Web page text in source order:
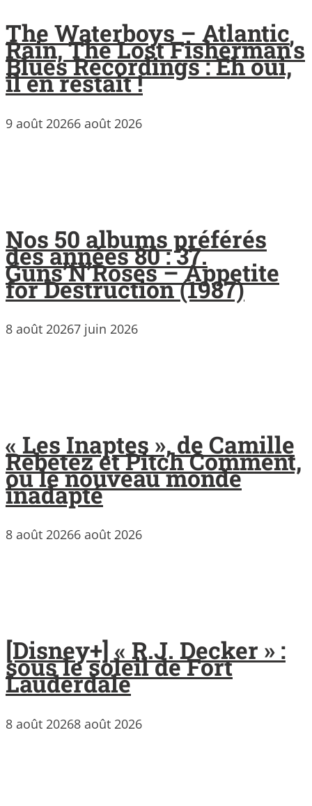
The Waterboys – Atlantic
Rain, The Lost Fisherman’s
Blues Recordings : Eh oui,
il en restait !
9 août 20266 août 2026
Nos 50 albums préférés
des années 80 : 37.
Guns’N’Roses – Appetite
for Destruction (1987)
8 août 20267 juin 2026
« Les Inaptes », de Camille
Rebetez et Pitch Comment,
ou le nouveau monde
inadapté
8 août 20266 août 2026
[Disney+] « R.J. Decker » :
sous le soleil de Fort
Lauderdale
8 août 20268 août 2026